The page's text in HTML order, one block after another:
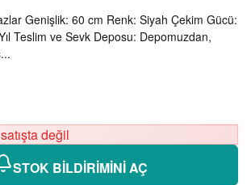
Genişlik: 60 cm Renk: Siyah Çekim Gücü:
Teslim ve Sevk Deposu: Depomuzdan,
değil
STOK BİLDİRİMİNİ AÇ